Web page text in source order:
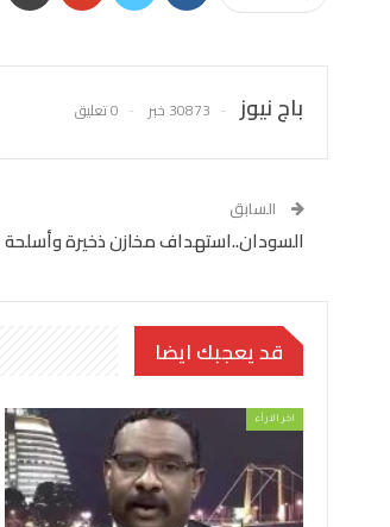
باج نيوز 30873 خبر 0 تعليق
السابق
السودان..استهداف مخازن ذخيرة وأسلحة
قد يعجبك ايضا
اخر الارأء